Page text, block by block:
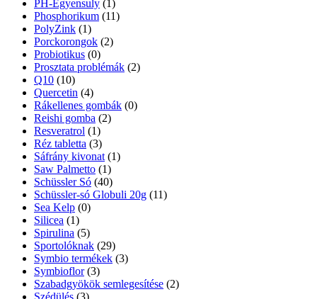
PH-Egyensuly (1)
Phosphorikum (11)
PolyZink (1)
Porckorongok (2)
Probiotikus (0)
Prosztata problémák (2)
Q10 (10)
Quercetin (4)
Rákellenes gombák (0)
Reishi gomba (2)
Resveratrol (1)
Réz tabletta (3)
Sáfrány kivonat (1)
Saw Palmetto (1)
Schüssler Só (40)
Schüssler-só Globuli 20g (11)
Sea Kelp (0)
Silicea (1)
Spirulina (5)
Sportolóknak (29)
Symbio termékek (3)
Symbioflor (3)
Szabadgyökök semlegesítése (2)
Szédülés (3)